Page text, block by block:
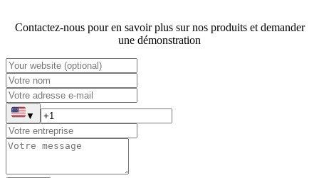
Contactez-nous pour en savoir plus sur nos produits et demander
une démonstration
▼